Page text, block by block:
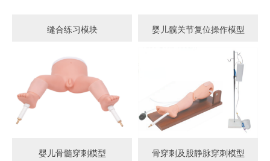
缝合练习模块 婴儿髋关节复位操作模型
婴儿骨髓穿刺模型 骨穿刺及股静脉穿刺模型